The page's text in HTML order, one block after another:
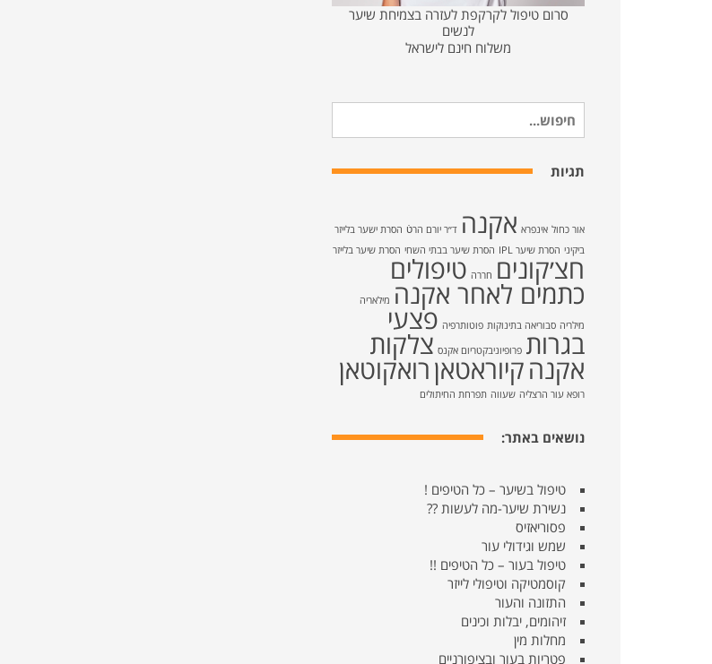
סרום טיפול לקרקפת לעזרה בצמיחת שיער
לנשים
משלוח חינם לישראל
עבור:
תגיות
אור כחול אינפרא אקנה ד״ר יורם הרטֿ הסרת ישער בלייזר
ביקיני הסרת שיער IPL הסרת שיער בבתי השחי הסרת שיער בלייזר
חצ׳קונים חררה טיפולים
כתמים לאחר אקנה מילאריה
מילריה סבוריאה בתינוקות פוטותרפיה פצעי
בגרות פרופיוניבקטריום אקנס צלקות
אקנהקיוראטאןרואקוטאן
רופא עור הרצליה שעווה תפרחת החיתולים
נושאים באתר:
טיפול בשיער – כל הטיפים !
נשירת שיער-מה לעשות ??
פסוריאזיס
שמש וגידולי עור
טיפול בעור – כל הטיפים !!
קוסמטיקה וטיפולי לייזר
התזונה והעור
זיהומים, יבלות וכינים
מחלות מין
פטריות בעור ובציפורניים